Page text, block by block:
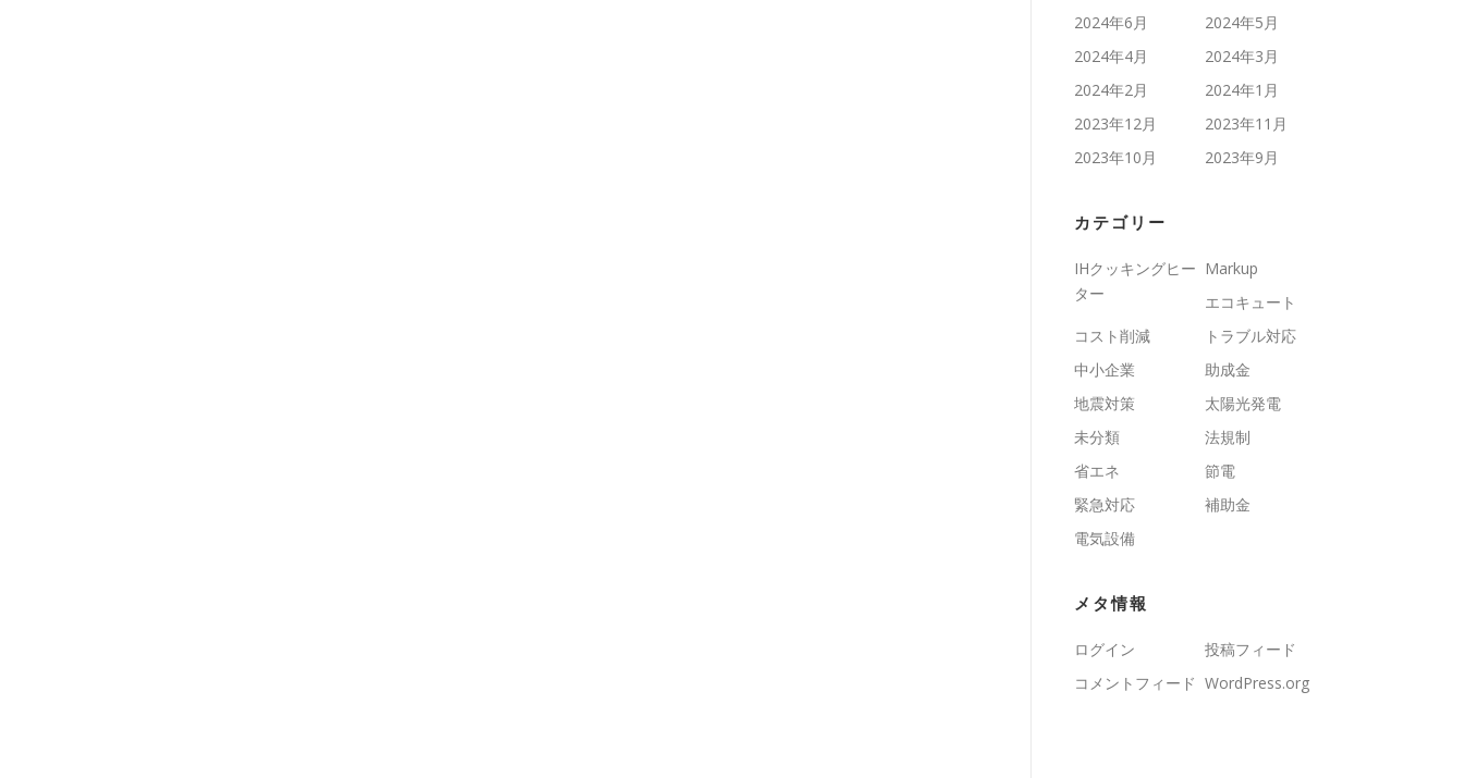
2024年6月
2024年5月
2024年4月
2024年3月
2024年2月
2024年1月
2023年12月
2023年11月
2023年10月
2023年9月
カテゴリー
IHクッキングヒー
ター
Markup
エコキュート
コスト削減
トラブル対応
中小企業
助成金
地震対策
太陽光発電
未分類
法規制
省エネ
節電
緊急対応
補助金
電気設備
メタ情報
ログイン
投稿フィード
コメントフィード WordPress.org